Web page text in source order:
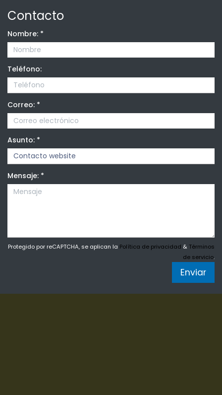
Contacto
Nombre: *
Teléfono:
Correo: *
Asunto: *
Mensaje: *
Protegido por reCAPTCHA, se aplican la Política de privacidad & Términos
de servicio.
Enviar